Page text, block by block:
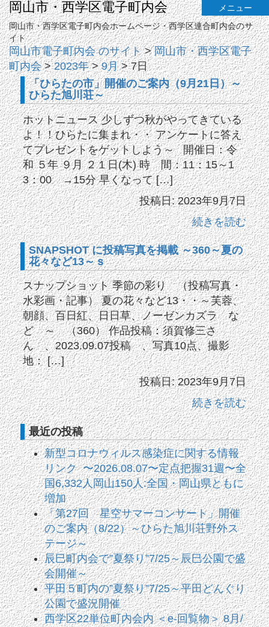
岡山市・西学区電子町内会
メニュー
岡山市・西学区電子町内会ホームページ・西学区連合町内会のサ
イト
岡山市電子町内会 のサイト>岡山市・西学区電子
町内会>2023年>9月>7日
「ひらたの市」開催のご案内（9月21日）～
ひらた旭川荘～
ホットニュース 少しずつ秋がやってきている
よ！！ひらたに集まれ・・ アンケートに答え
てプレゼントをゲットしよう～ 開催日：令
和 ５年 ９月 ２１日(木) 時 間：11：15～1
3：00 →15分 早くなって […]
投稿日: 2023年9月7日
続きを読む
SNAPSHOT に投稿写真を掲載 ～360～夏の
花々など13～ｓ
スナップショット 季節の彩り （投稿写真・
水彩画・記事） 夏の花々など13・・～芙蓉、
朝顔、百日紅、日日草、ノーゼンカズラ な
ど ～ （360） 作品投稿：須賀修三さ
ん 、2023.09.07投稿 、写真10点、撮影
地： […]
投稿日: 2023年9月7日
続きを読む
最近の投稿
新型コロナウィルス感染症に関する情報
リンク 〜2026.08.07〜定点把握31週〜全
国6,332人岡山150人:全国・岡山県ともに
増加
「第27回 星空サマーコンサート」開催
のご案内（8/22）～ひらた旭川荘野外ス
テージ～
辰巳町内会で”夏祭り”7/25～辰巳公園で盛
会開催～
平田５町内の”夏祭り”7/25～平田どんぐり
公園で盛況開催
西学区22単位町内会内 ＜e-回覧物＞ 8月/